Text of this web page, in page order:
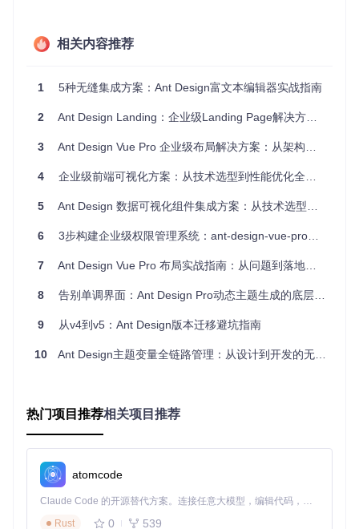
SeedToken（基础种子变量）
类比：就像画家的基础颜料，决定了整个作品的基调
定义：由SeedToken计算生成的中间层变量，如 primaryCol
类比：如同从基础颜料调配出的混合色，确保样式一致性
定义：为常用场景提供语义化别名，如textHeading （标题文
类比：给混合色贴上标签，便于设计师和开发者理解用途
优势：提高代码可读性和可维护性
2. Token类型对比表
Token类
型
数量
可修改
性
作用范
围
SeedTok
~50个 高 全局 品牌基础定义
n
三、工程实现：主题生成流水线解析
相关内容推荐
1 5种无缝集成方案：Ant Design富文本编辑器实战指南
2 Ant Design Landing：企业级Landing Page解决方案深度解析
3 Ant Design Vue Pro 企业级布局解决方案：从架构到实践
4 企业级前端可视化方案：从技术选型到性能优化全指南
5 Ant Design 数据可视化组件集成方案：从技术选型到场景落地
6 3步构建企业级权限管理系统：ant-design-vue-pro实战指南
7 Ant Design Vue Pro 布局实战指南：从问题到落地的完整方案
8 告别单调界面：Ant Design Pro动态主题生成的底层逻辑与实战指南
9 从v4到v5：Ant Design版本迁移避坑指南
10 Ant Design主题变量全链路管理：从设计到开发的无缝衔接
热门项目推荐相关项目推荐
atomcode
Claude Code 的开源替代方案。连接任意大模型，编辑代码，运行命令，自动验证 — 全自动执行。用 Rust 构建，极致性能。 ｜ An open-source alternative to Claude Code. Connect any LLM, edit code, run commands, and verify changes — autonomously. Built in Rust for speed. Get Started
Rust
0 539